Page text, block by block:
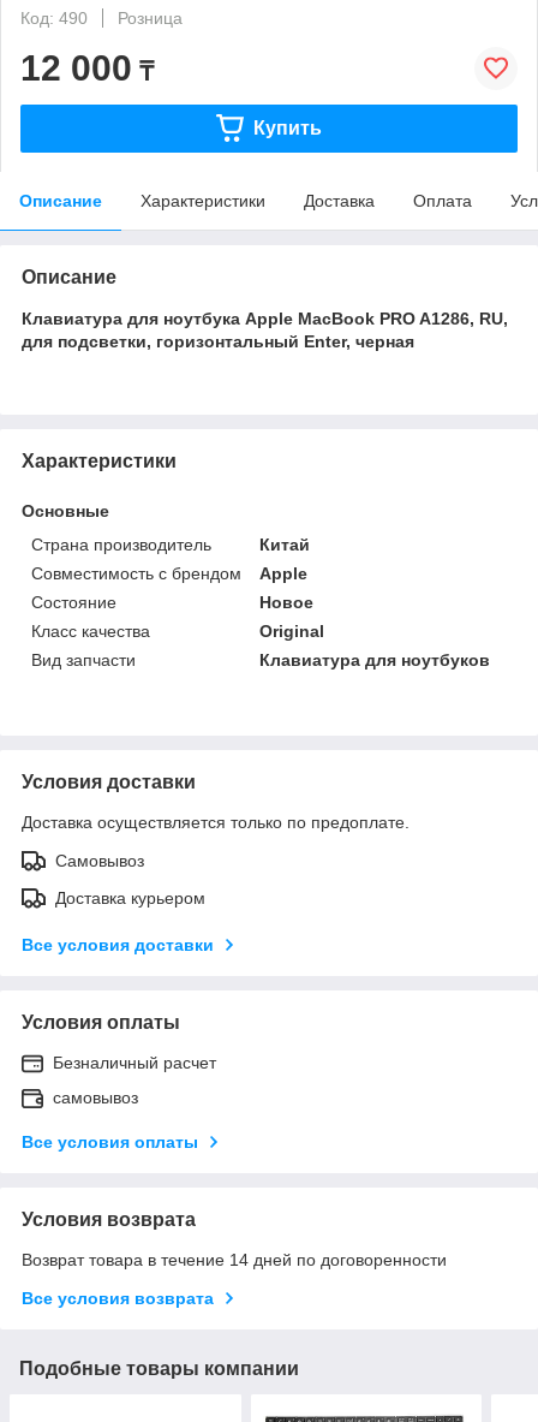
Код: 490
Розница
12 000 ₸
Купить
Описание Характеристики Доставка Оплата
Описание
Клавиатура для ноутбука Apple MacBook PRO A1286, RU,
для подсветки, горизонтальный Enter, черная
Характеристики
Основные
Страна производитель
Китай
Совместимость с брендом
Apple
Состояние
Новое
Класс качества
Original
Вид запчасти
Клавиатура для ноутбуков
Условия доставки
Доставка осуществляется только по предоплате.
Самовывоз
Доставка курьером
Все условия доставки
Условия оплаты
Безналичный расчет
самовывоз
Все условия оплаты
Условия возврата
Возврат товара в течение 14 дней по договоренности
Все условия возврата
Подобные товары компании